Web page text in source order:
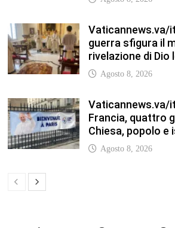
Vaticannews.va/
guerra sfigura il
rivelazione di
Agosto 8, 2026
Vaticannews.va/
Francia, quattro
Chiesa, popolo e
Agosto 8, 2026